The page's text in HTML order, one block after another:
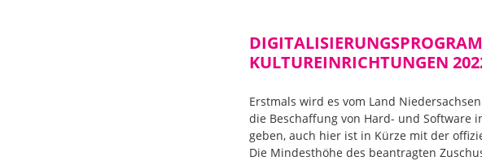
KULTUREINRICHTUNGEN
Erstmals wird es vom Land
die Beschaffung von Hard- und Software
geben, auch hier ist in Kürze mit der
Die Mindesthöhe des beantragten